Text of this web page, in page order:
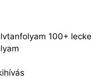
100+ lecke